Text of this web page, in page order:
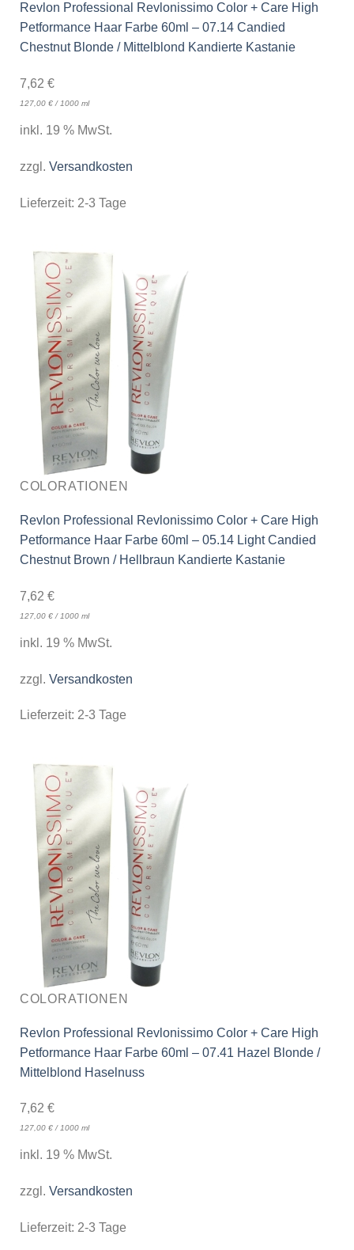
Revlon Professional Revlonissimo Color + Care High
Petformance Haar Farbe 60ml – 07.14 Candied
Chestnut Blonde / Mittelblond Kandierte Kastanie
7,62 €
127,00 €/ 1000 ml
inkl. 19 % MwSt.
zzgl. Versandkosten
Lieferzeit: 2-3 Tage
COLORATIONEN
Revlon Professional Revlonissimo Color + Care High
Petformance Haar Farbe 60ml – 05.14 Light Candied
Chestnut Brown / Hellbraun Kandierte Kastanie
7,62 €
127,00 €/ 1000 ml
inkl. 19 % MwSt.
zzgl. Versandkosten
Lieferzeit: 2-3 Tage
COLORATIONEN
Revlon Professional Revlonissimo Color + Care High
Petformance Haar Farbe 60ml – 07.41 Hazel Blonde /
Mittelblond Haselnuss
7,62 €
127,00 €/1000 ml
inkl. 19 % MwSt.
zzgl. Versandkosten
Lieferzeit: 2-3 Tage